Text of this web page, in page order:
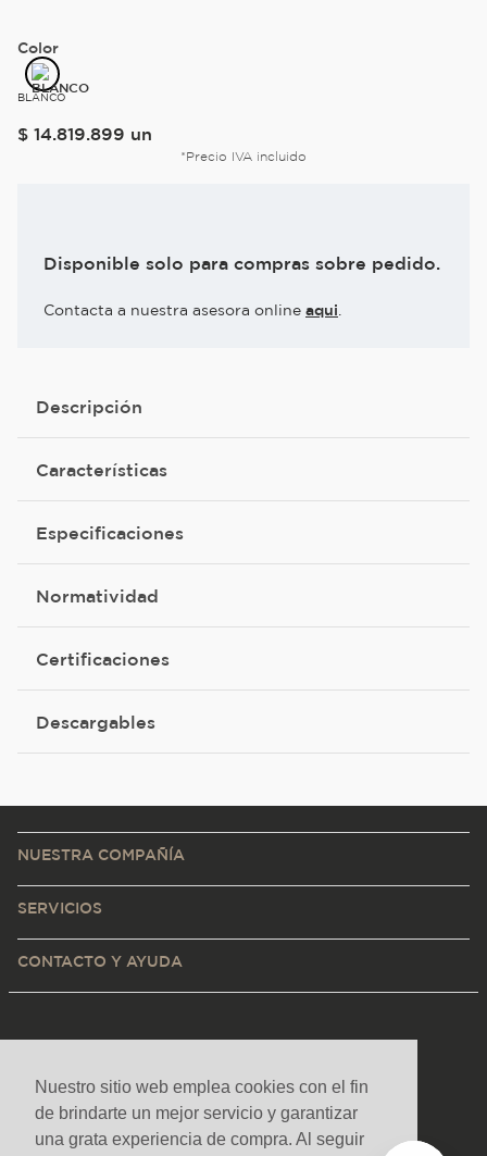
Nuestro sitio web emplea cookies con el fin
de brindarte un mejor servicio y garantizar
una grata experiencia de compra. Al seguir
Color
BLANCO
$ 14.819.899 un
*Precio IVA incluido
Disponible solo para compras sobre pedido.
Contacta a nuestra asesora online aqui
Descripción
Características
Especificaciones
Normatividad
Certificaciones
Descargables
NUESTRA COMPAÑÍA
SERVICIOS
CONTACTO Y AYUDA